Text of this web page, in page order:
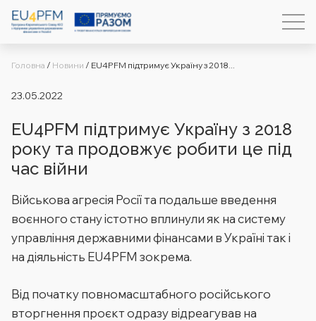
Головна / Новини / EU4PFM підтримує Україну з 2018...
23.05.2022
EU4PFM підтримує Україну з 2018
року та продовжує робити це під
час війни
Військова агресія Росії та подальше введення
воєнного стану істотно вплинули як на систему
управління державними фінансами в Україні так і
на діяльність EU4PFM зокрема.
Від початку повномасштабного російського
вторгнення проєкт одразу відреагував на